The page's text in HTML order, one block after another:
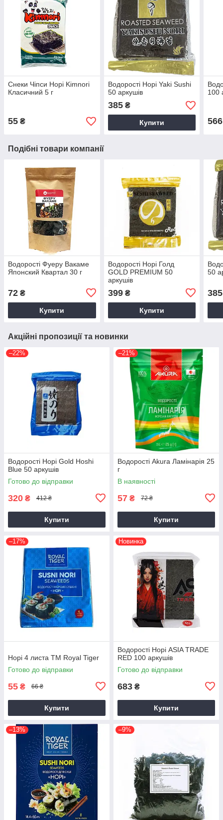
Снеки Чіпси Норі Kimnori
Класичний 5 г
55 ₴
Водорості Норі Yaki Sushi
50 аркушів
385₴
Купити
100
566
Подібні товари компанії
Водорості Фуеру Вакаме
Японский Квартал 30 г
72 ₴
Купити
Водорості Норі Голд
GOLD PREMIUM 50
аркушів
399₴
Купити
50
385
Акційні пропозиції та новинки
–22%
Водорості Норі Gold Hoshi
Blue 50 аркушів
Готово до відправки
320 ₴ 412 ₴
Купити
–21%
Водорості Akura Ламінарія 25
г
В наявності
57 ₴ 72 ₴
Купити
–17%
Норі 4 листа ТМ Royal Tiger
Готово до відправки
55 ₴ 66 ₴
Купити
Новинка
Водорості Норі ASIA TRADE
RED 100 аркушів
Готово до відправки
683 ₴
Купити
–13% –9%